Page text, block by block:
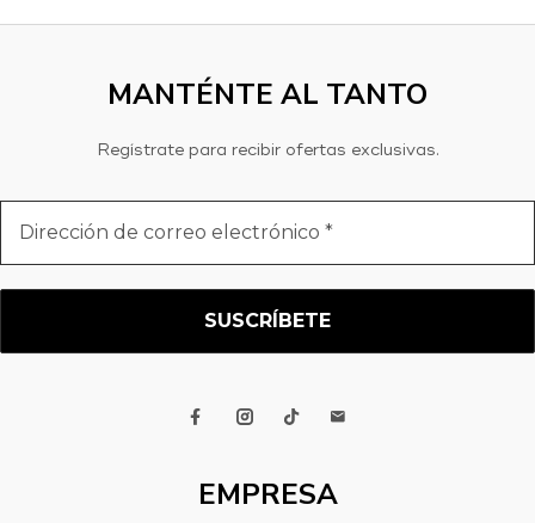
MANTÉNTE AL TANTO
Regístrate para recibir ofertas exclusivas.
de
EMPRESA